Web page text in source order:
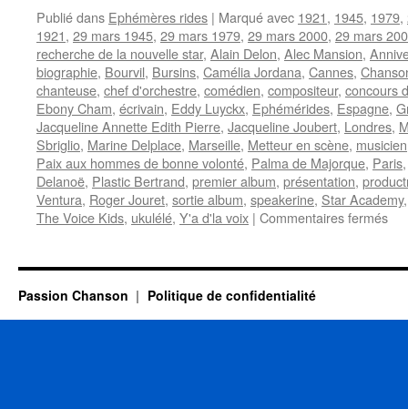
Publié dans Ephémères rides | Marqué avec 1921, 1945, 1979,
1921, 29 mars 1945, 29 mars 1979, 29 mars 2000, 29 mars
recherche de la nouvelle star, Alain Delon, Alec Mansion,
biographie, Bourvil, Bursins, Camélia Jordana, Cannes,
chanteuse, chef d'orchestre, comédien, compositeur, concours
Ebony Cham, écrivain, Eddy Luyckx, Ephémérides, Espagne,
Jacqueline Annette Edith Pierre, Jacqueline Joubert, Londres,
Sbriglio, Marine Delplace, Marseille, Metteur en scène, musicien
Paix aux hommes de bonne volonté, Palma de Majorque, Paris
Delanoë, Plastic Bertrand, premier album, présentation,
Ventura, Roger Jouret, sortie album, speakerine, Star Academy
The Voice Kids, ukulélé, Y'a d'la voix | Commentaires ferméssur
Passion Chanson Politique de confidentialité